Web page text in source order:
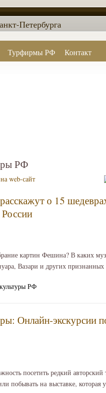
Турфирмы РФ
Контакт
Петербурга
РФ
web-сайт
о 15
картин Фешина? В каких
Вазари и других
РФ
Онлайн-экскурсии
посетить редкий авторский
побывать на выставке, которая